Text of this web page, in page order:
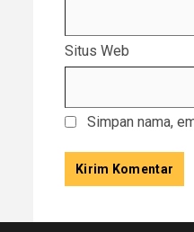
Situs Web
Simpan nama,